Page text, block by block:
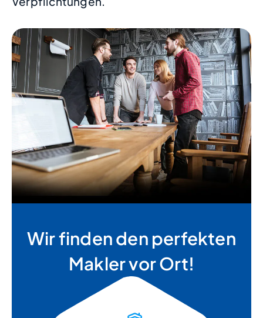
Wir finden den perfekten
Makler vor Ort!